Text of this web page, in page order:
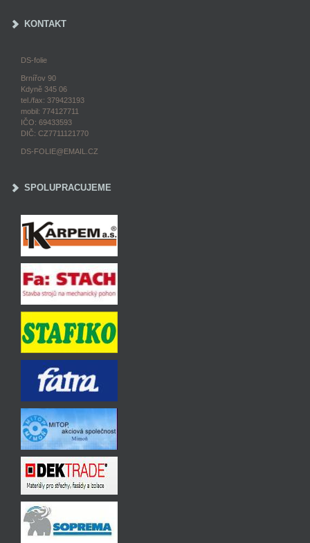
KONTAKT
DS-folie
Brnířov 90
Kdyně 345 06
tel./fax: 379423193
mobil: 774127711
IČO: 69433593
DIČ: CZ7711121770
DS-FOLIE@EMAIL.CZ
SPOLUPRACUJEME